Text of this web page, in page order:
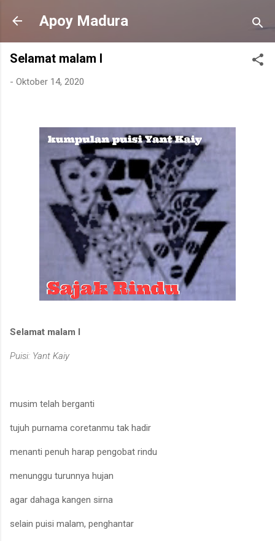
Langsung ke konten utama
Apoy Madura
Selamat malam I
- Oktober 14, 2020
Selamat malam I
Puisi: Yant Kaiy
musim telah berganti
tujuh purnama coretanmu tak hadir
menanti penuh harap pengobat rindu
menunggu turunnya hujan
agar dahaga kangen sirna
selain puisi malam, penghantar